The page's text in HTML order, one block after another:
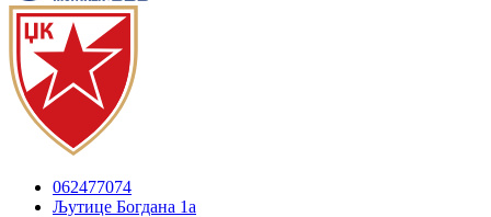
062477074
Љутице Богдана 1а